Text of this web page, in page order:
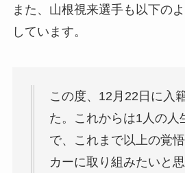
また、山根視来選手も以下の
しています。
この度、12月22日に入
た。これからは1人の人
で、これまで以上の覚
カーに取り組みたいと